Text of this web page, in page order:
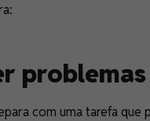
problemas
com uma tarefa que